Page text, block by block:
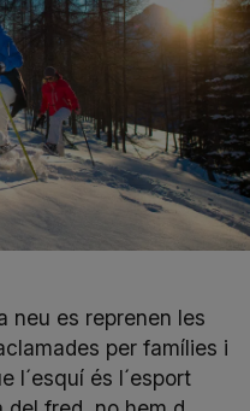
neu es reprenen les
per famílies i
l´esquí és l´esport